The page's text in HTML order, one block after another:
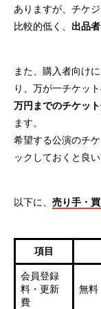
ありますが、チケ
比較的低く、 出品
また、購入者向け
り、万が一チケッ
万円までのチケッ
ます。
希望する公演のチ
ックしておくと良い
以下に、 売り手・
項目
会員登録
料・更新
費
無料